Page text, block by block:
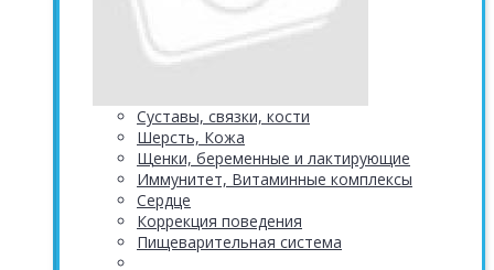
Суставы, связки, кости
Шерсть, Кожа
Щенки, беременные и лактирующие
Иммунитет, Витаминные комплексы
Сердце
Коррекция поведения
Пищеварительная система